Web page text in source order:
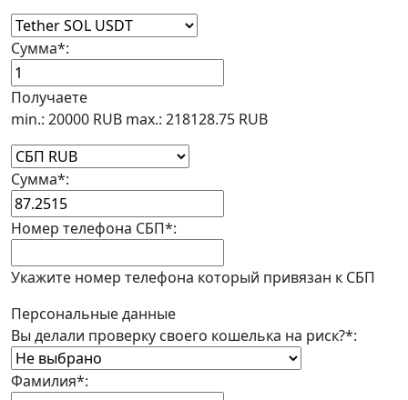
Сумма*:
Получаете
min.: 20000 RUB max.: 218128.75 RUB
Сумма*:
Номер телефона СБП*:
Укажите номер телефона который привязан к СБП
Персональные данные
Вы делали проверку своего кошелька на риск?*:
Фамилия*: